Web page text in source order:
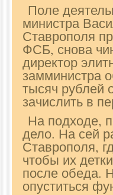
Поле
министра
Ставрополя
ФСБ, снова
директор
замминистра
тысяч рублей
зачислить в
На подходе,
дело. На сей
Ставрополя,
чтобы их
после обеда.
опуститься